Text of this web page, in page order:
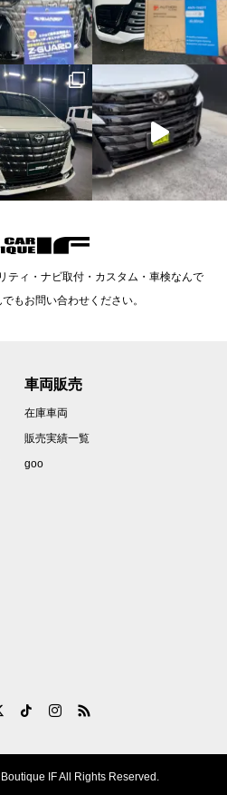
ティ・ナビ取付・カスタム・車検なんで
もお問い合わせください。
車両販売
在庫車両
販売実績一覧
goo
IF All Rights Reserved.